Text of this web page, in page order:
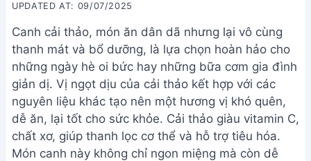
UPDATED AT: 09/07/2025
Canh cải thảo, món ăn dân dã nhưng lại vô cùng
thanh mát và bổ dưỡng, là lựa chọn hoàn hảo cho
những ngày hè oi bức hay những bữa cơm gia đình
giản dị. Vị ngọt dịu của cải thảo kết hợp với các
nguyên liệu khác tạo nên một hương vị khó quên,
dễ ăn, lại tốt cho sức khỏe. Cải thảo giàu vitamin C,
chất xơ, giúp thanh lọc cơ thể và hỗ trợ tiêu hóa.
Món canh này không chỉ ngon miệng mà còn dễ